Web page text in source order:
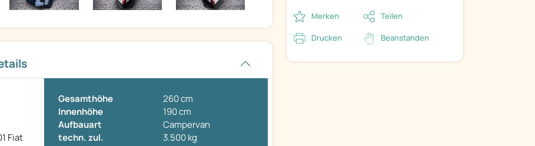
Fiat
Gesamthöhe
260 cm
Innenhöhe
190 cm
Aufbauart
Campervan
techn. zul.
3.500 kg
Merken Teilen
Drucken Beanstanden